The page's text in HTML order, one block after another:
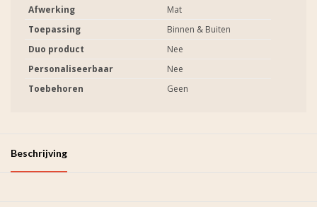
Afwerking
Mat
Toepassing
Binnen & Buiten
Duo product
Nee
Personaliseerbaar
Nee
Toebehoren
Geen
Beschrijving